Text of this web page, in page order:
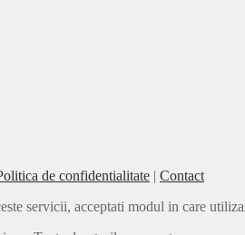
de confidentialitate | Contact
servicii, acceptati modul in care